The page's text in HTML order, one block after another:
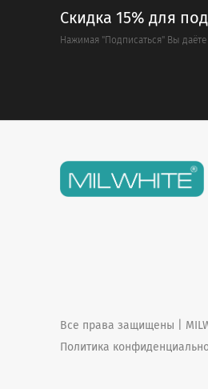
Скидка 15% для
Нажимая "Подписаться" Вы
Все права защищены |
Политика